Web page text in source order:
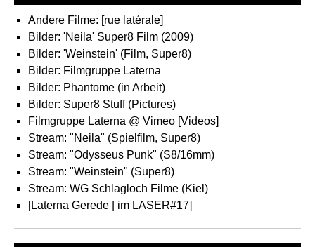
Andere Filme: [rue latérale]
Bilder: 'Neila' Super8 Film (2009)
Bilder: 'Weinstein' (Film, Super8)
Bilder: Filmgruppe Laterna
Bilder: Phantome (in Arbeit)
Bilder: Super8 Stuff (Pictures)
Filmgruppe Laterna @ Vimeo [Videos]
Stream: "Neila" (Spielfilm, Super8)
Stream: "Odysseus Punk" (S8/16mm)
Stream: "Weinstein" (Super8)
Stream: WG Schlagloch Filme (Kiel)
[Laterna Gerede | im LASER#17]